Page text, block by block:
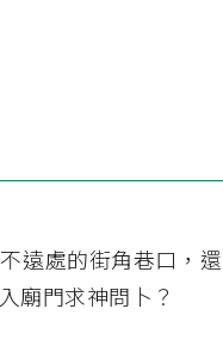
遠處的街角巷口，還
廟門求神問卜？